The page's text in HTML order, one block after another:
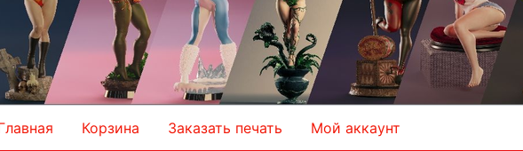
Корзина Заказать печать Мой аккаунт